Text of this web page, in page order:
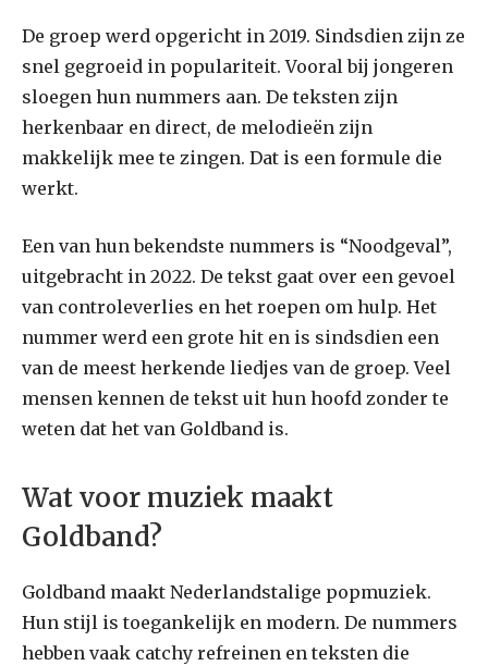
De groep werd opgericht in 2019. Sindsdien zijn ze
snel gegroeid in populariteit. Vooral bij jongeren
sloegen hun nummers aan. De teksten zijn
herkenbaar en direct, de melodieën zijn
makkelijk mee te zingen. Dat is een formule die
werkt.
Een van hun bekendste nummers is “Noodgeval”,
uitgebracht in 2022. De tekst gaat over een gevoel
van controleverlies en het roepen om hulp. Het
nummer werd een grote hit en is sindsdien een
van de meest herkende liedjes van de groep. Veel
mensen kennen de tekst uit hun hoofd zonder te
weten dat het van Goldband is.
Wat voor muziek maakt
Goldband?
Goldband maakt Nederlandstalige popmuziek.
Hun stijl is toegankelijk en modern. De nummers
hebben vaak catchy refreinen en teksten die